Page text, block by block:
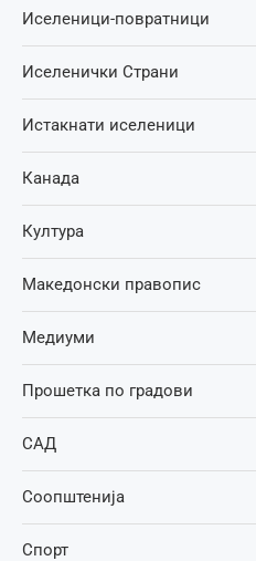
Иселеници-повратници
Иселенички Страни
Истакнати иселеници
Канада
Култура
Македонски правопис
Медиуми
Прошетка по градови
САД
Соопштенија
Спорт